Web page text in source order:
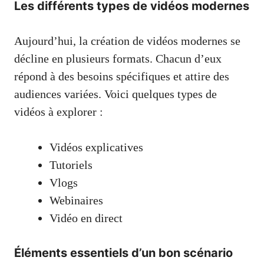
Les différents types de vidéos modernes
Aujourd’hui, la création de vidéos modernes se
décline en plusieurs formats. Chacun d’eux
répond à des besoins spécifiques et attire des
audiences variées. Voici quelques types de
vidéos à explorer :
Vidéos explicatives
Tutoriels
Vlogs
Webinaires
Vidéo en direct
Éléments essentiels d’un bon scénario